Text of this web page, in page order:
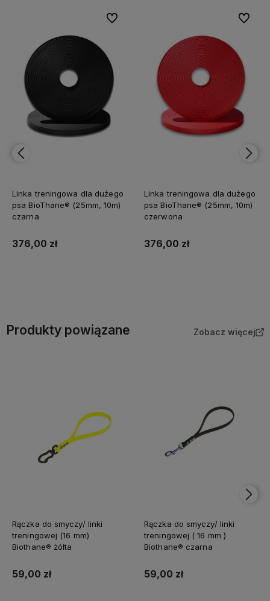
Linka treningowa dla dużego
psa BioThane® (25mm, 10m)
czarna
376,00 zł
Do ulubionych
Linka treningowa dla dużego
psa BioThane® (25mm, 10m)
czerwona
376,00 zł
Do
Produkty powiązane Zobacz więcej
Rączka do smyczy/ linki
treningowej (16 mm)
Biothane® żółta
59,00 zł
Rączka do smyczy/ linki
treningowej ( 16 mm )
Biothane® czarna
59,00 zł